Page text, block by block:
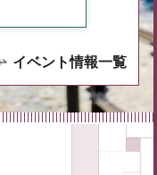
イベント情報一覧